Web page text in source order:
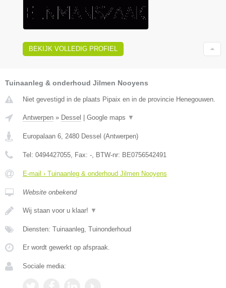
BEKIJK VOLLEDIG PROFIEL
Tuinaanleg & onderhoud Jilmen Nooyens
Niet gevestigd in de plaats Pipaix en in de provincie Henegouwen.
Antwerpen » Dessel Google maps ▼
Europalaan 6, 2480 Dessel (Antwerpen)
Tel: 0494427055, Fax: -, BTW-nr: BE0756542491
E-mail › Tuinaanleg & onderhoud Jilmen Nooyens
Website onbekend
Wij staan voor u klaar! ▼
Diensten: Tuinaanleg, Tuinonderhoud
Er wordt gewerkt op afspraak.
Sociale media: